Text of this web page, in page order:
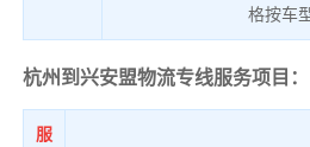
格按车
杭州到兴安盟物流专线服务项目：
服